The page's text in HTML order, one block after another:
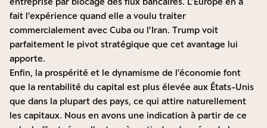
fait l’expérience quand elle a voulu traiter
commercialement avec Cuba ou l’Iran. Trump voit
parfaitement le pivot stratégique que cet avantage lui
apporte.
Enfin, la prospérité et le dynamisme de l’économie font
que la rentabilité du capital est plus élevée aux États-Unis
que dans la plupart des pays, ce qui attire naturellement
les capitaux. Nous en avons une indication à partir de ce